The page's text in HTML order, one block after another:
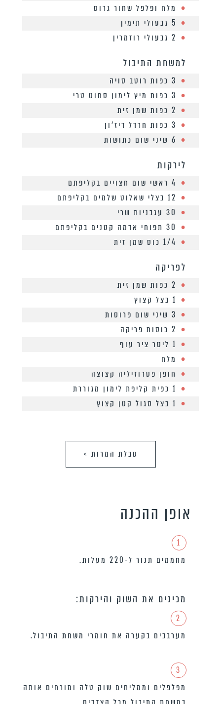
מלח ופלפל שחור גרוס
5 גבעולי תימין
2 גבעולי רוזמרין
למשחת התיבול
3 כפות רוטב סויה
3 כפות מיץ לימון סחוט טרי
2 כפות שמן זית
3 כפות חרדל דיז’ון
6 שיני שום כתושות
לירקות
4 ראשי שום חצויים בקליפתם
12 בצלי שאלוט שלמים בקליפתם
30 עגבניות שרי
30 תפוחי אדמה קטנים בקליפתם
1/4 כוס שמן זית
לפריקה
2 כפות שמן זית
1 בצל קצוץ
3 שיני שום פרוסות
2 כוסות פריקה
1 ליטר ציר עוף
מלח
חופן פטרוזיליה קצוצה
1 כפית קליפת לימון מגוררת
1 בצל סגול קטן קצוץ
טבלת המרות >
אופן ההכנה
1
מחממים תנור ל-220 מעלות.
מכינים את השוק והירקות:
2
מערבבים בקערה את חומרי משחת התיבול.
3
מפלפלים וממליחים שוק טלה ומורחים אותה